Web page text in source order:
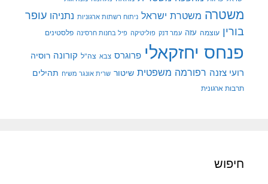
משטרה משטרת ישראל ניתוח רשתות ארגוניות נתניהו עופר
בורין עוצמה עזה עמר דנק פוליטיקה פיל בחנות חרסינה פלסטינים
פנחס יחזקאלי פרוגרס צבא צה"ל קורונה רוסיה
רועי צזנה רפורמה משפטית שיטור שרית אונגר משיח תהילים
תרבות ארגונית
חיפוש